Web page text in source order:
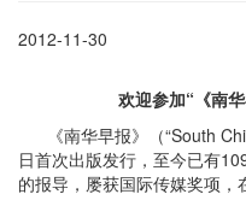
2012-11-30
欢迎参加“《南
《南华早报》（“South
日首次出版发行，至今已有
的报导，屡获国际传媒奖项，